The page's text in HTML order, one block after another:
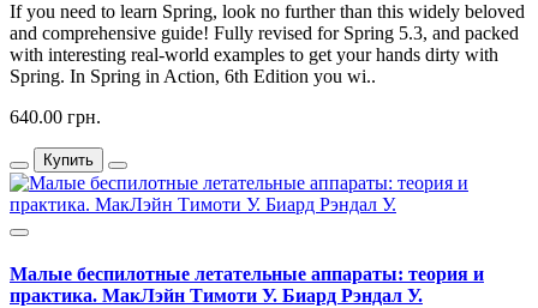
If you need to learn Spring, look no further than this widely beloved
and comprehensive guide! Fully revised for Spring 5.3, and packed
with interesting real-world examples to get your hands dirty with
Spring. In Spring in Action, 6th Edition you wi..
640.00 грн.
Купить
Малые беспилотные летательные аппараты: теория и
практика. МакЛэйн Тимоти У. Биард Рэндал У.